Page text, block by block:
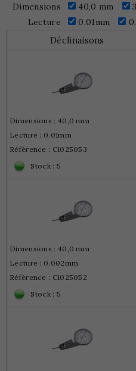
Dimensions 40,0 mm
Lecture
0.01mm
Déclinaisons
Dimensions : 40,0 mm
Lecture : 0.01mm
Référence : C1025053
Stock : 5
Dimensions : 40,0 mm
Lecture : 0.002mm
Référence : C1025052
Stock : 5